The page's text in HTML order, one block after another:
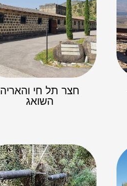
חצר תל חי והאריה
השואג